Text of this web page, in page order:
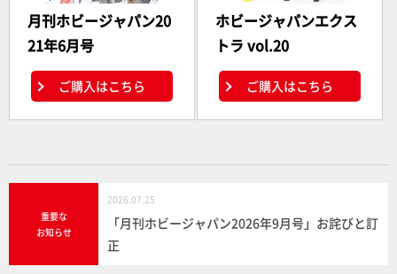
月刊ホビージャパン20
21年6月号
ご購入はこちら
ホビージャパンエクス
トラ vol.20
ご購入はこちら
重要な
お知らせ
2026.07.25
「月刊ホビージャパン2026年9月号」お詫びと訂
正